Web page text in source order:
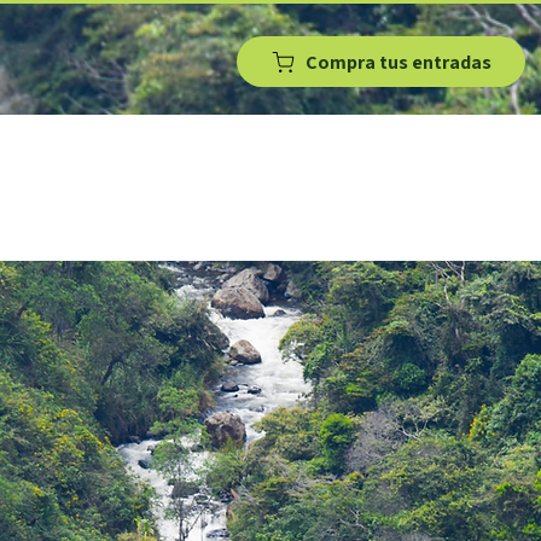
Conócenos Compra tus entradas